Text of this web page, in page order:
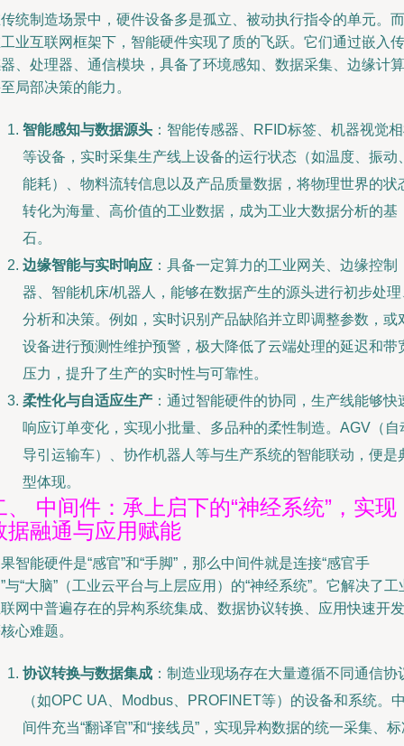
统制造场景中，硬件设备多是孤立、被动执行指令的单元。而
业互联网框架下，智能硬件实现了质的飞跃。它们通过嵌入传
、处理器、通信模块，具备了环境感知、数据采集、边缘计算
局部决策的能力。
智能感知与数据源头 ：智能传感器、RFID标签、机器视觉
等设备，实时采集生产线上设备的运行状态（如温度、振动
能耗）、物料流转信息以及产品质量数据，将物理世界的状
转化为海量、高价值的工业数据，成为工业大数据分析的基
石。
边缘智能与实时响应 ：具备一定算力的工业网关、边缘控制
器、智能机床/机器人，能够在数据产生的源头进行初步处理
分析和决策。例如，实时识别产品缺陷并立即调整参数，或
设备进行预测性维护预警，极大降低了云端处理的延迟和带
压力，提升了生产的实时性与可靠性。
柔性化与自适应生产 ：通过智能硬件的协同，生产线能够快
响应订单变化，实现小批量、多品种的柔性制造。AGV（自
导引运输车）、协作机器人等与生产系统的智能联动，便是
型体现。
、 中间件：承上启下的“神经系统”，实现
据融通与应用赋能
智能硬件是“感官”和“手脚”，那么中间件就是连接“感官手
与“大脑”（工业云平台与上层应用）的“神经系统”。它解决了工
网中普遍存在的异构系统集成、数据协议转换、应用快速开发
心难题。
协议转换与数据集成 ：制造业现场存在大量遵循不同通信协
（如OPC UA、Modbus、PROFINET等）的设备和系统。
间件充当“翻译官”和“接线员”，实现异构数据的统一采集、